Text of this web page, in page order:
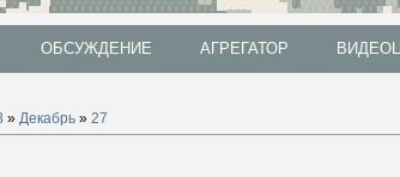
ОБСУЖДЕНИЕ АГРЕГАТОР
» Декабрь » 27